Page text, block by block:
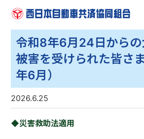
Skip
令和8年6月24日からの
被害を受けられた皆さ
年6月）
2026.6.25
◆災害救助法適用